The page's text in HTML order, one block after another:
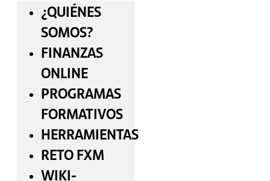
¿QUIÉNES
SOMOS?
FINANZAS
ONLINE
PROGRAMAS
FORMATIVOS
HERRAMIENTAS
RETO FXM
WIKI-